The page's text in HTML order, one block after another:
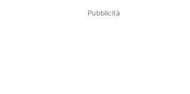
Pubblicità